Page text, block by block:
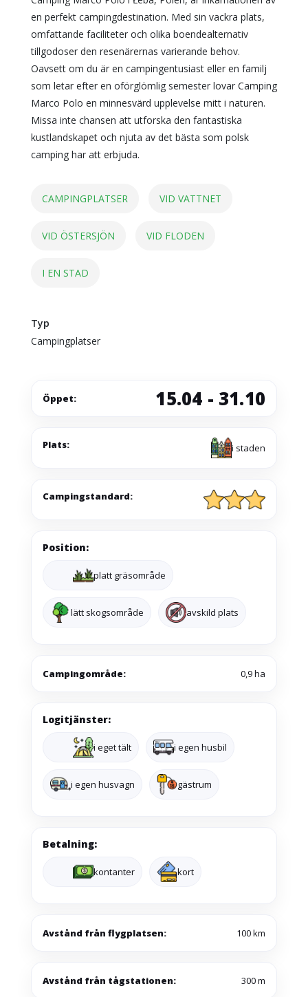
en perfekt campingdestination. Med sin vackra plats,
omfattande faciliteter och olika boendealternativ
tillgodoser den resenärernas varierande behov.
Oavsett om du är en campingentusiast eller en familj
som letar efter en oförglömlig semester lovar Camping
Marco Polo en minnesvärd upplevelse mitt i naturen.
Missa inte chansen att utforska den fantastiska
kustlandskapet och njuta av det bästa som polsk
camping har att erbjuda.
CAMPINGPLATSER VID VATTNET
VID ÖSTERSJÖN VID FLODEN
I EN STAD
Typ
Campingplatser
Öppet: 15.04 - 31.10
Plats: i staden
Campingstandard:
Position:
platt gräsområde
lätt skogsområde avskild plats
Campingområde: 0,9 ha
Logitjänster:
i eget tält i egen husbil
i egen husvagn gästrum
Betalning:
kontanter kort
Avstånd från flygplatsen: 100 km
Avstånd från tågstationen: 300 m